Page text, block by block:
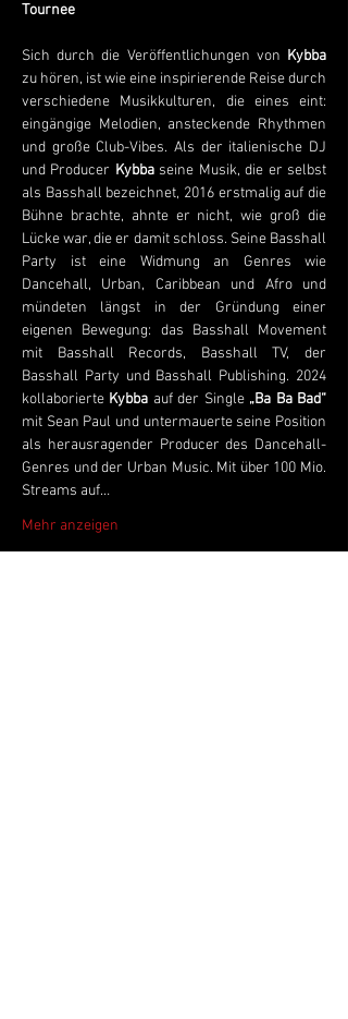
Tournee
Sich durch die Veröffentlichungen von Kybba
zu hören, ist wie eine inspirierende Reise durch
verschiedene Musikkulturen, die eines eint:
eingängige Melodien, ansteckende Rhythmen
und große Club-Vibes. Als der italienische DJ
und Producer Kybba seine Musik, die er selbst
als Basshall bezeichnet, 2016 erstmalig auf die
Bühne brachte, ahnte er nicht, wie groß die
Lücke war, die er damit schloss. Seine Basshall
Party ist eine Widmung an Genres wie
Dancehall, Urban, Caribbean und Afro und
mündeten längst in der Gründung einer
eigenen Bewegung: das Basshall Movement
mit Basshall Records, Basshall TV, der
Basshall Party und Basshall Publishing. 2024
kollaborierte Kybba auf der Single
mit Sean Paul und untermauerte seine Position
als herausragender Producer des Dancehall-
Genres und der Urban Music. Mit über 100 Mio.
Streams auf…
Mehr anzeigen